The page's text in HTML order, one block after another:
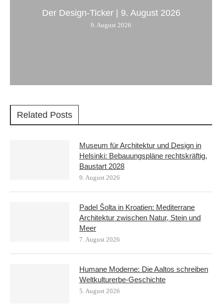
Der Design-Ticker | 9. August 2026
9. August 2026
Related Posts
Museum für Architektur und Design in
Helsinki: Bebauungspläne rechtskräftig,
Baustart 2028
9. August 2026
Padel Šolta in Kroatien: Mediterrane
Architektur zwischen Natur, Stein und
Meer
7. August 2026
Humane Moderne: Die Aaltos schreiben
Weltkulturerbe-Geschichte
5. August 2026